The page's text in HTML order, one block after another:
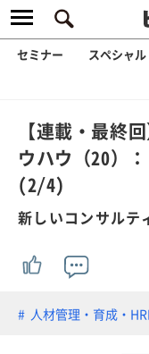
セミナー スペシャル
【連載・最終
ウハウ（20）
(2/4)
新しいコンサルテ
人材管理・育成・